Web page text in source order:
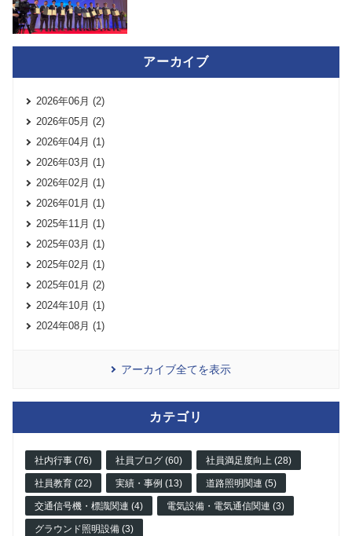
アーカイブ
2026年06月 (2)
2026年05月 (2)
2026年04月 (1)
2026年03月 (1)
2026年02月 (1)
2026年01月 (1)
2025年11月 (1)
2025年03月 (1)
2025年02月 (1)
2025年01月 (2)
2024年10月 (1)
2024年08月 (1)
アーカイブ全てを表示
カテゴリ
社内行事 (76) 社員ブログ (60) 社員満足度向上 (28)
社員教育 (22) 実績・事例 (13) 道路照明関連 (5)
交通信号機・標識関連 (4) 電気設備・電気通信関連 (3)
グラウンド照明設備 (3)